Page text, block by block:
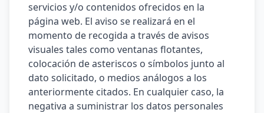
servicios y/o contenidos ofrecidos en la
página web. El aviso se realizará en el
momento de recogida a través de avisos
visuales tales como ventanas flotantes,
colocación de asteriscos o símbolos junto al
dato solicitado, o medios análogos a los
anteriormente citados. En cualquier caso, la
negativa a suministrar los datos personales